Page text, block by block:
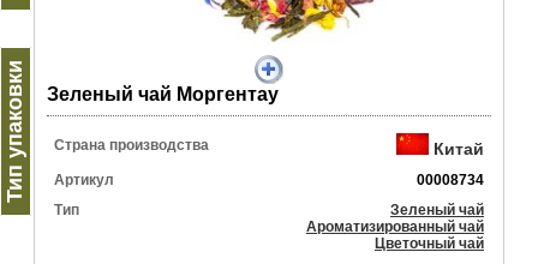
Тип упаковки Зеленый чай Моргентау
Страна производства Китай
Артикул
00008734
Тип
Зеленый чай
Ароматизированный чай
Цветочный чай